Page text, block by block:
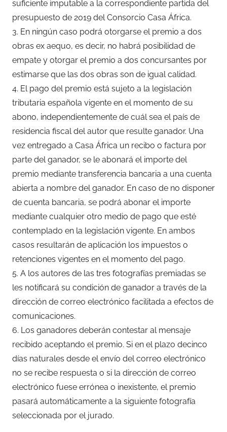
suficiente imputable a la correspondiente partida del
presupuesto de 2019 del Consorcio Casa África.
3. En ningún caso podrá otorgarse el premio a dos
obras ex aequo, es decir, no habrá posibilidad de
empate y otorgar el premio a dos concursantes por
estimarse que las dos obras son de igual calidad.
4. El pago del premio está sujeto a la legislación
tributaria española vigente en el momento de su
abono, independientemente de cuál sea el país de
residencia fiscal del autor que resulte ganador. Una
vez entregado a Casa África un recibo o factura por
parte del ganador, se le abonará el importe del
premio mediante transferencia bancaria a una cuenta
abierta a nombre del ganador. En caso de no disponer
de cuenta bancaria, se podrá abonar el importe
mediante cualquier otro medio de pago que esté
contemplado en la legislación vigente. En ambos
casos resultarán de aplicación los impuestos o
retenciones vigentes en el momento del pago.
5. A los autores de las tres fotografías premiadas se
les notificará su condición de ganador a través de la
dirección de correo electrónico facilitada a efectos de
comunicaciones.
6. Los ganadores deberán contestar al mensaje
recibido aceptando el premio. Si en el plazo decinco
días naturales desde el envío del correo electrónico
no se recibe respuesta o si la dirección de correo
electrónico fuese errónea o inexistente, el premio
pasará automáticamente a la siguiente fotografía
seleccionada por el jurado.